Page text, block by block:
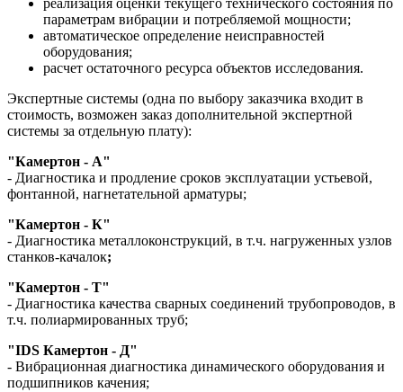
реализация оценки текущего технического состояния по
параметрам вибрации и потребляемой мощности;
автоматическое определение неисправностей
оборудования;
расчет остаточного ресурса объектов исследования.
Экспертные системы (одна по выбору заказчика входит в
стоимость, возможен заказ дополнительной экспертной
системы за отдельную плату):
"Камертон - А"
- Диагностика и продление сроков эксплуатации устьевой,
фонтанной, нагнетательной арматуры;
"Камертон - К"
- Диагностика металлоконструкций, в т.ч. нагруженных узлов
станков-качалок;
"Камертон - Т"
- Диагностика качества сварных соединений трубопроводов, в
т.ч. полиармированных труб;
"IDS Камертон - Д"
- Вибрационная диагностика динамического оборудования и
подшипников качения;